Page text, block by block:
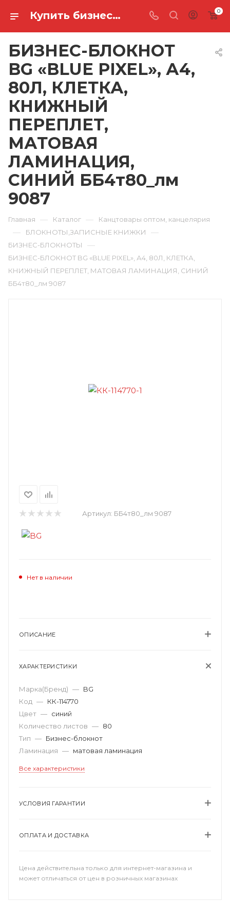
Купить бизнес-блокнот bg «blue pixel», а4, 80л, клетка, книжный переплет, матовая ламинация, синий ББ4т80_лм 9087 в Ростове-на-Дону 0
БИЗНЕС-БЛОКНОТ
BG «BLUE PIXEL», А4,
80Л, КЛЕТКА,
КНИЖНЫЙ
ПЕРЕПЛЕТ,
МАТОВАЯ
ЛАМИНАЦИЯ,
СИНИЙ ББ4т80_лм
9087
Главная — Каталог — Канцтовары оптом, канцелярия
— БЛОКНОТЫ,ЗАПИСНЫЕ КНИЖКИ —
БИЗНЕС-БЛОКНОТЫ —
БИЗНЕС-БЛОКНОТ BG «BLUE PIXEL», А4, 80Л, КЛЕТКА,
КНИЖНЫЙ ПЕРЕПЛЕТ, МАТОВАЯ ЛАМИНАЦИЯ, СИНИЙ
ББ4т80_лм 9087
Артикул: ББ4т80_лм 9087
Нет в наличии
ОПИСАНИЕ
ХАРАКТЕРИСТИКИ
Марка(Бренд) — BG
Код — КК-114770
Цвет — синий
Количество листов — 80
Тип — Бизнес-блокнот
Ламинация — матовая ламинация
Все характеристики
УСЛОВИЯ ГАРАНТИИ
ОПЛАТА И ДОСТАВКА
Цена действительна только для интернет-магазина и
может отличаться от цен в розничных магазинах